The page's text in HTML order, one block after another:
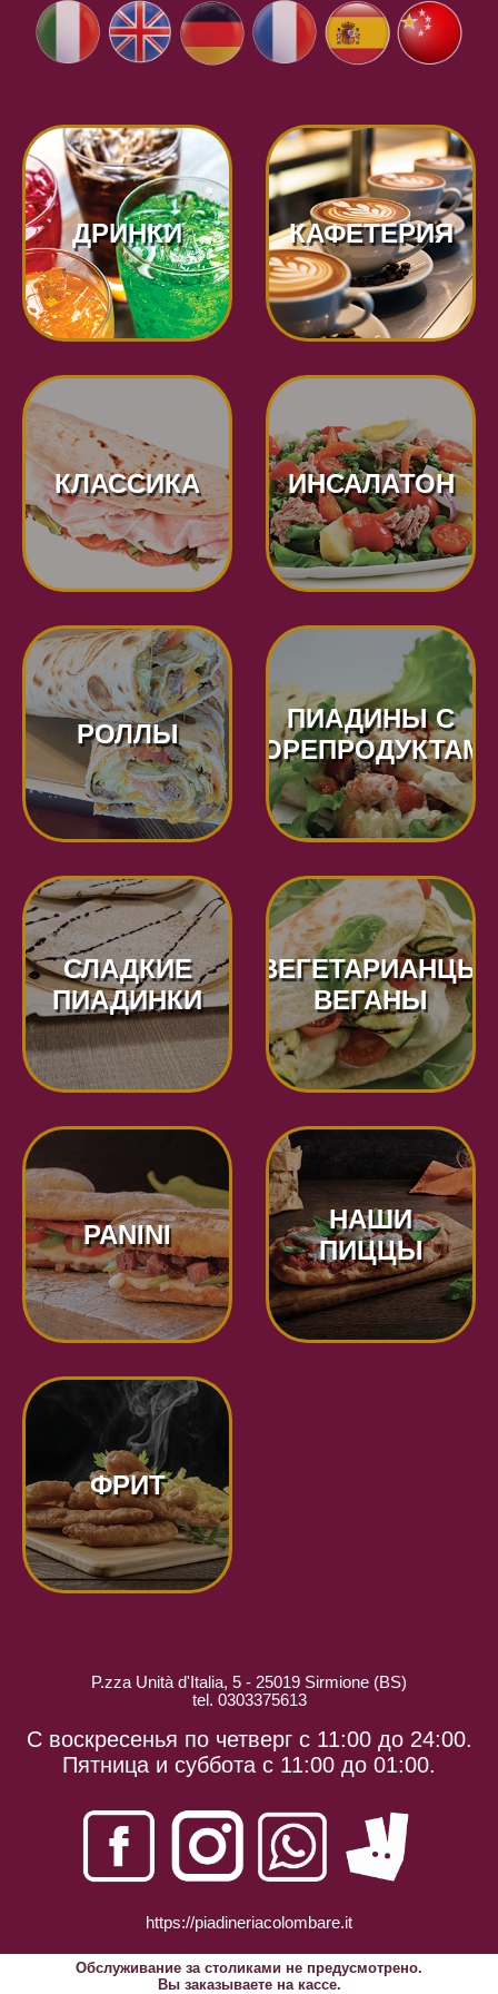
ДРИНКИ КАФЕТЕРИЯ
КЛАССИКА ИНСАЛАТОН
РОЛЛЫ
ПИАДИНЫ С
СЛАДКИЕ
ПИАДИНКИ
ВЕГЕТАРИАНЦЫ
ВЕГАНЫ
PANINI
НАШИ
ПИЦЦЫ
ФРИТ
P.zza Unità d'Italia, 5 - 25019 Sirmione (BS)
tel. 0303375613
С воскресенья по четверг с 11:00 до 24:00.
Пятница и суббота с 11:00 до 01:00.
https://piadineriacolombare.it
Обслуживание за столиками не предусмотрено.
Вы заказываете на кассе.